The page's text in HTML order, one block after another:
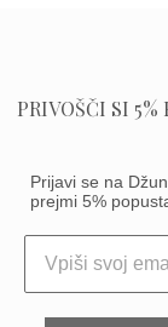
PRIVOŠČI SI 5%
Prijavi se na
prejmi 5%